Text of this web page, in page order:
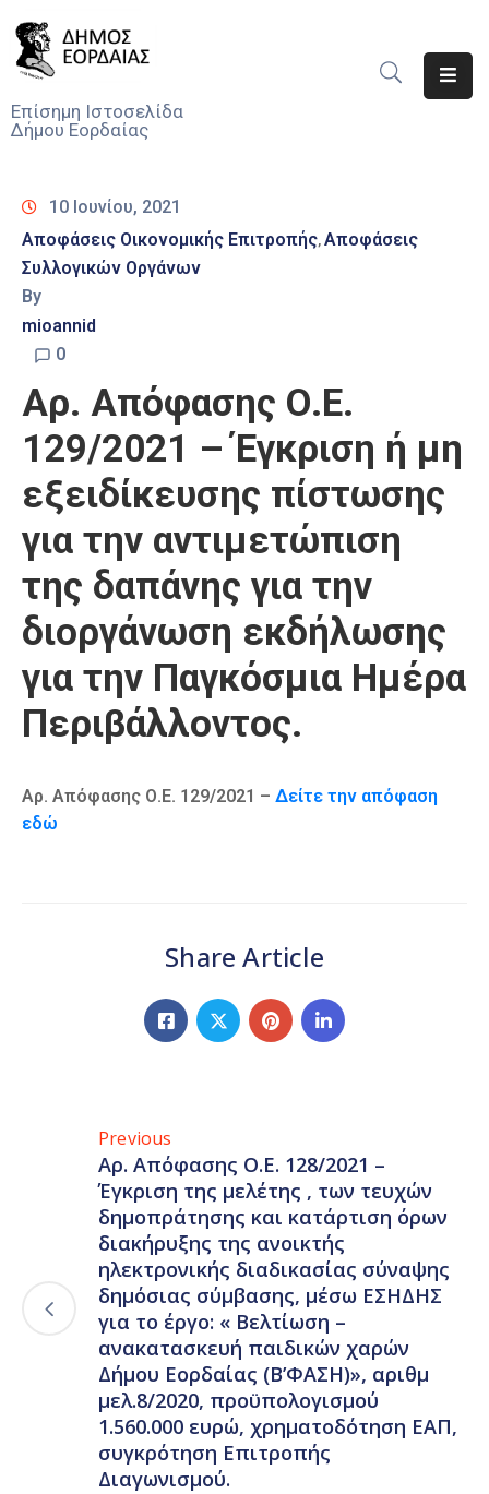
Επίσημη Ιστοσελίδα
Δήμου Εορδαίας
Νέα
Υπηρεσίες
Του
Δήμου
Αποφάσεις
Τηλέφωνα
Καιρός
10 Ιουνίου, 2021
Αποφάσεις Οικονομικής Επιτροπής‚Αποφάσεις
Συλλογικών Οργάνων
By
mioannid
0
Αρ. Απόφασης Ο.Ε.
129/2021 – Έγκριση ή μη
εξειδίκευσης πίστωσης
για την αντιμετώπιση
της δαπάνης για την
διοργάνωση εκδήλωσης
για την Παγκόσμια Ημέρα
Περιβάλλοντος.
Αρ. Απόφασης Ο.Ε. 129/2021 – Δείτε την απόφαση
εδώ
Share Article
Previous
Αρ. Απόφασης Ο.Ε. 128/2021 –
Έγκριση της μελέτης , των τευχών
δημοπράτησης και κατάρτιση όρων
διακήρυξης της ανοικτής
ηλεκτρονικής διαδικασίας σύναψης
δημόσιας σύμβασης, μέσω ΕΣΗΔΗΣ
για το έργο: « Βελτίωση –
ανακατασκευή παιδικών χαρών
Δήμου Εορδαίας (Β’ΦΑΣΗ)», αριθμ
μελ.8/2020, προϋπολογισμού
1.560.000 ευρώ, χρηματοδότηση ΕΑΠ,
συγκρότηση Επιτροπής
Διαγωνισμού.